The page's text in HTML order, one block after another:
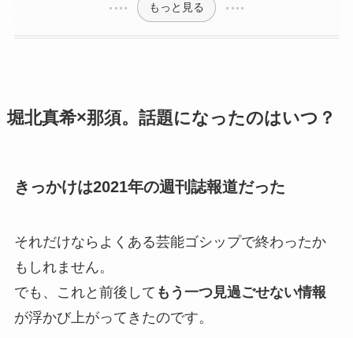
もっと見る
堀北真希×那須。話題になったのはいつ？
きっかけは2021年の週刊誌報道だった
それだけならよくある芸能ゴシップで終わったか
もしれません。
でも、これと前後して もう一つ見過ごせない情報
が浮かび上がってきたのです。